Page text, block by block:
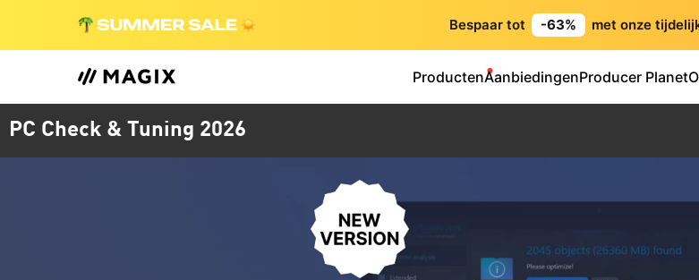
Bespaar tot -63% met onze
ProductenAanbiedingenProducer Planet
PC Check & Tuning 2026